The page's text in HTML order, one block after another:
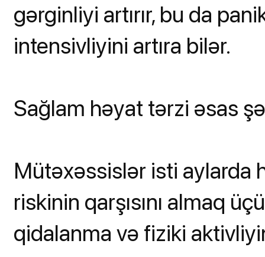
gərginliyi artırır, bu da
intensivliyini artıra bilər.
Sağlam həyat tərzi əsas
Mütəxəssislər isti aylarda
riskinin qarşısını almaq
qidalanma və fiziki